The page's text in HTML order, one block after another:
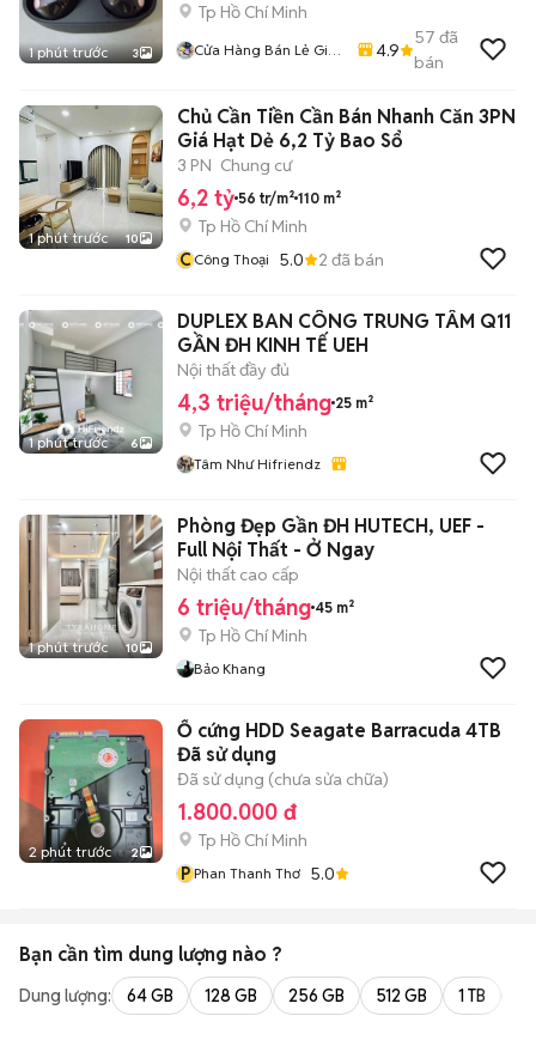
1 phút trước 3
Tp Hồ Chí Minh
Cửa Hàng Bán Lẻ Giá
4.9
57 đã
bán
1 phút trước 10
Chủ Cần Tiền Cần Bán Nhanh Căn 3PN
Giá Hạt Dẻ 6,2 Tỷ Bao Sổ
3 PN Chung cư
6,2 tỷ 56 tr/m² 110 m²
Tp Hồ Chí Minh
CCông Thoại 5.0 2 đã bán
1 phút trước 6
DUPLEX BAN CÔNG TRUNG TÂM Q11
GẦN ĐH KINH TẾ UEH
Nội thất đầy đủ
4,3 triệu/tháng 25 m²
Tp Hồ Chí Minh
Tâm Như Hifriendz
1 phút trước 10
Phòng Đẹp Gần ĐH HUTECH, UEF -
Full Nội Thất - Ở Ngay
Nội thất cao cấp
6 triệu/tháng 45 m²
Tp Hồ Chí Minh
Bảo Khang
2 phút trước 2
Ổ cứng HDD Seagate Barracuda 4TB
Đã sử dụng
Đã sử dụng (chưa sửa chữa)
1.800.000 đ
Tp Hồ Chí Minh
P Phan Thanh Thơ 5.0
Bạn cần tìm dung lượng nào ?
Dung lượng: 64 GB 128 GB 256 GB 512 GB 1 TB